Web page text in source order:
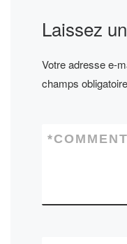
Laissez
Votre adresse e-
champs
*